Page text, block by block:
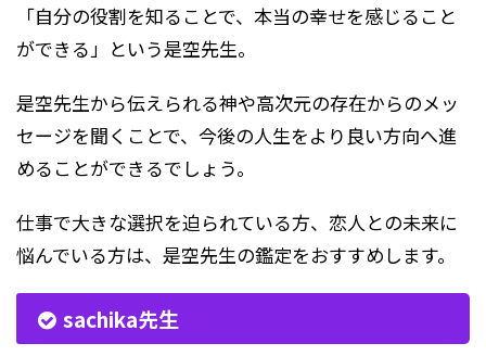
「自分の役割を知ることで、本当の幸せを感じること
ができる」という是空先生。
是空先生から伝えられる神や高次元の存在からのメッ
セージを聞くことで、今後の人生をより良い方向へ進
めることができるでしょう。
仕事で大きな選択を迫られている方、恋人との未来に
悩んでいる方は、是空先生の鑑定をおすすめします。
sachika先生